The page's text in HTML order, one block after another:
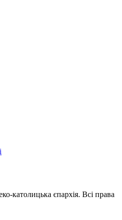
католицька єпархія. Всі права